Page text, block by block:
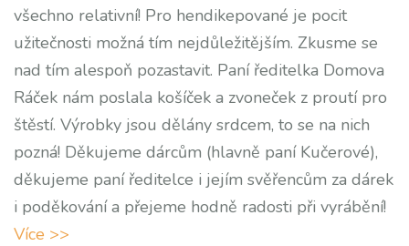
všechno relativní! Pro hendikepované je pocit
užitečnosti možná tím nejdůležitějším. Zkusme se
nad tím alespoň pozastavit. Paní ředitelka Domova
Ráček nám poslala košíček a zvoneček z proutí pro
štěstí. Výrobky jsou dělány srdcem, to se na nich
pozná! Děkujeme dárcům (hlavně paní Kučerové),
děkujeme paní ředitelce i jejím svěřencům za dárek
i poděkování a přejeme hodně radosti při vyrábění!
Více >>